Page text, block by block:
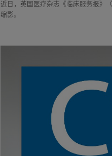
近日，英国医疗杂志《临床服务报》（
缩影。